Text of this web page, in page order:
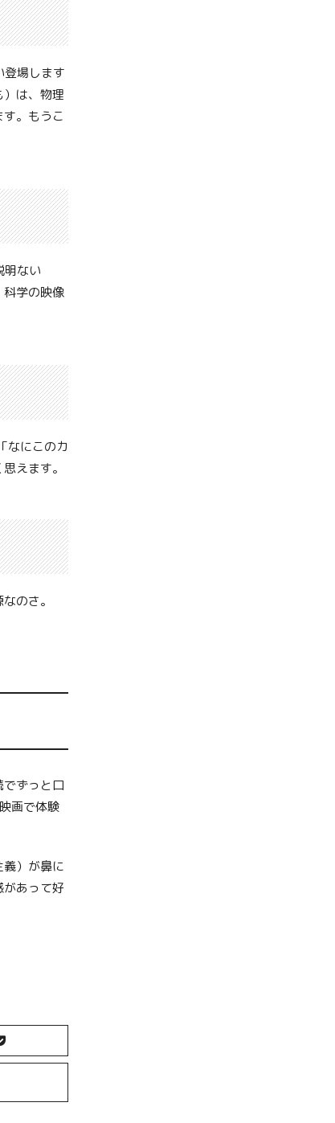
登場します
は、物理
。もうこ
明ない
科学の映像
なにこのカ
えます。
のさ。
ずっと口
画で体験
）が鼻に
があって好